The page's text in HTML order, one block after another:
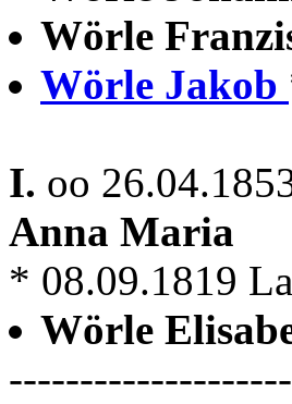
Wörle
Wörle Jakob
I. oo
Anna Maria
* 08.09.1819
Wörle